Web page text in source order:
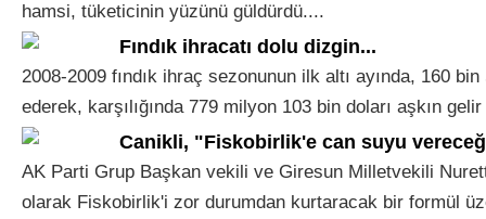
hamsi, tüketicinin yüzünü güldürdü....
Fındık ihracatı dolu dizgin...
2008-2009 fındık ihraç sezonunun ilk altı ayında, 160 bin
ederek, karşılığında 779 milyon 103 bin doları aşkın
Canikli, "Fiskobirlik'e can suyu
AK Parti Grup Başkan vekili ve Giresun Milletvekili
olarak Fiskobirlik'i zor durumdan kurtaracak bir formül